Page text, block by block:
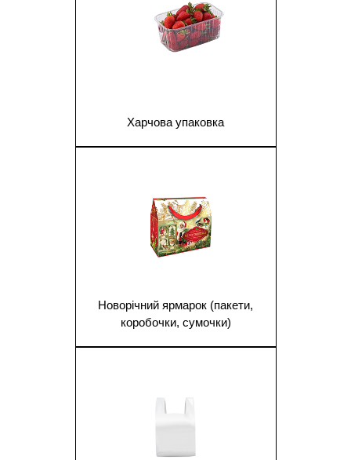
Харчова упаковка
Новорічний ярмарок (пакети,
коробочки, сумочки)